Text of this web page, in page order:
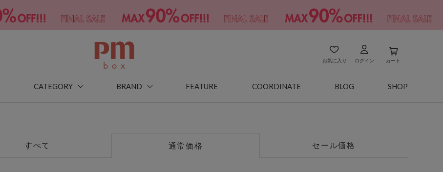
お気に入り ログイン カート
CATEGORY BRAND FEATURE COORDINATE BLOG SHOP
すべて 通常価格 セール価格